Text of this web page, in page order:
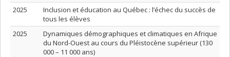
2025
Inclusion et éducation au Québec : l’échec du succès de
tous les élèves
2025
Dynamiques démographiques et climatiques en Afrique
du Nord-Ouest au cours du Pléistocène supérieur (130
000 – 11 000 ans)